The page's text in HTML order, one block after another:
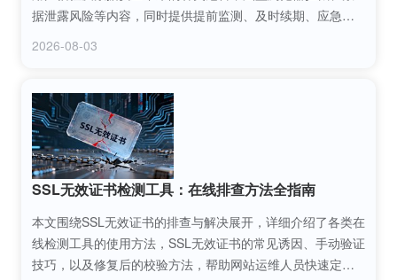
据泄露风险等内容，同时提供提前监测、及时续期、应急处
2026-08-03
SSL无效证书检测工具：在线排查方法全指南
本文围绕SSL无效证书的排查与解决展开，详细介绍了各类在
线检测工具的使用方法，SSL无效证书的常见诱因、手动验证
技巧，以及修复后的校验方法，帮助网站运维人员快速定位